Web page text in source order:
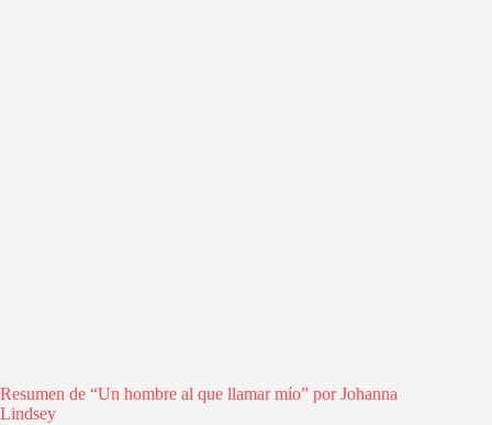
Resumen de “Un hombre al que llamar mío” por Johanna
Lindsey